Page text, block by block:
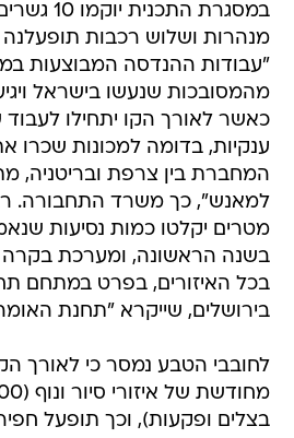
מנהרות ושלוש רכבות תופעלנה
"עבודות ההנדסה המבוצעות
מהמסובכות שנעשו בישראל
כאשר לאורך הקו יתחילו לעבוד
ענקיות, בדומה למכונות שכרו
המחברת בין צרפת ובריטניה,
בשנה הראשונה, ומערכת
בכל האיזורים, בפרט במתחם
בירושלים, שייקרא "תחנת
לחובבי הטבע נמסר כי לאורך